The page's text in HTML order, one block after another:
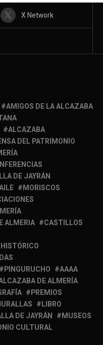
X Network
AMIGOS DE LA ALCAZABA
ALCAZABA
DEL PATRIMONIO
DE JAYRÁN
MORISCOS
ALMERIA
CASTILLOS
PINGURUCHO
AAAA
DE ALMERÍA
PREMIOS
LIBRO
DE JAYRÁN
MUSEOS
CULTURAL